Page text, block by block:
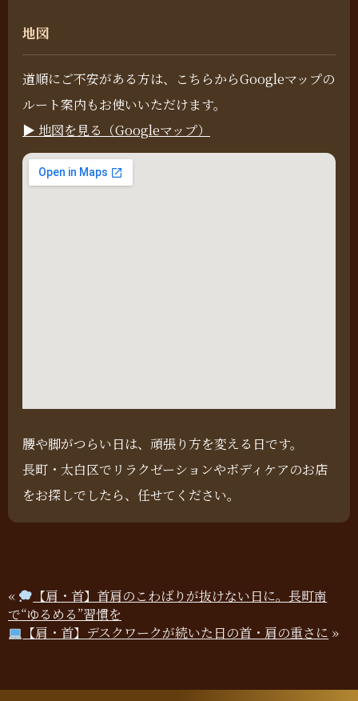
地図
道順にご不安がある方は、こちらからGoogleマップの
ルート案内もお使いいただけます。
▶ 地図を見る（Googleマップ）
腰や脚がつらい日は、頑張り方を変える日です。
長町・太白区でリラクゼーションやボディケアのお店
をお探しでしたら、任せてください。
«
【肩・首】首肩のこわばりが抜けない日に。長町南
で“ゆるめる”習慣を
【肩・首】デスクワークが続いた日の首・肩の重さに »